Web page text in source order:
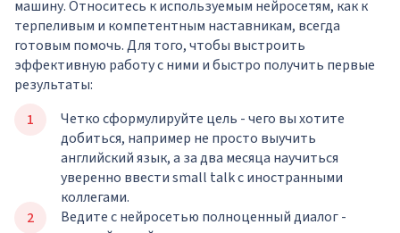
машину. Относитесь к используемым нейросетям, как к
терпеливым и компетентным наставникам, всегда
готовым помочь. Для того, чтобы выстроить
эффективную работу с ними и быстро получить первые
результаты:
Четко сформулируйте цель - чего вы хотите
добиться, например не просто выучить
английский язык, а за два месяца научиться
уверенно ввести small talk с иностранными
коллегами.
Ведите с нейросетью полноценный диалог -